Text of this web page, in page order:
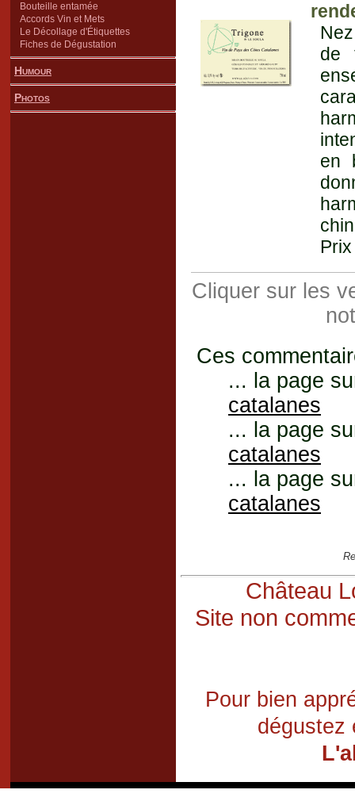
Bouteille entamée
Accords Vin et Mets
Le Décollage d'Étiquettes
Fiches de Dégustation
Humour
Photos
de
en
Cliquer sur les
Ces
... la page
catalanes
... la page
catalanes
... la page
catalanes
Château
Site non
Pour bien
dégustez